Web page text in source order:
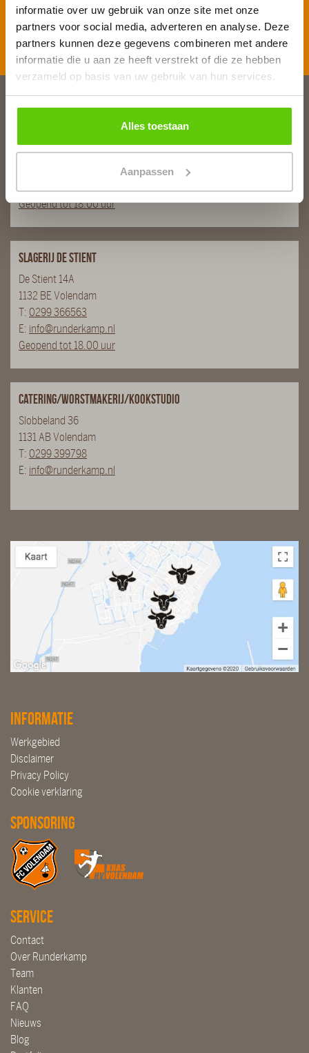
informatie over uw gebruik van onze site met onze
partners voor social media, adverteren en analyse. Deze
partners kunnen deze gegevens combineren met andere
informatie die u aan ze heeft verstrekt of die ze hebben
verzameld op basis van uw gebruik van hun services.
Alles toestaan
Aanpassen
Inschrijven
1131 WT Volendam
Geopend tot 18.00 uur
Slagerij De Stient
De Stient 14A
1132 BE Volendam
T: 0299 366563
E: info@runderkamp.nl
Geopend tot 18.00 uur
Catering/Worstmakerij/Kookstudio
Slobbeland 36
1131 AB Volendam
T: 0299 399798
E: info@runderkamp.nl
Informatie
Werkgebied
Disclaimer
Privacy Policy
Cookie verklaring
Sponsoring
Service
Contact
Over Runderkamp
Team
Klanten
FAQ
Nieuws
Blog